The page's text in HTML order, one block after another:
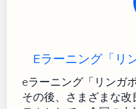
Eラーニング「リ
eラーニング「リンガ
その後、さまざまな